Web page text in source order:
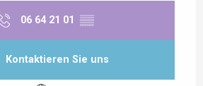
06 64 21 01 ▒▒
Kontaktieren Sie uns